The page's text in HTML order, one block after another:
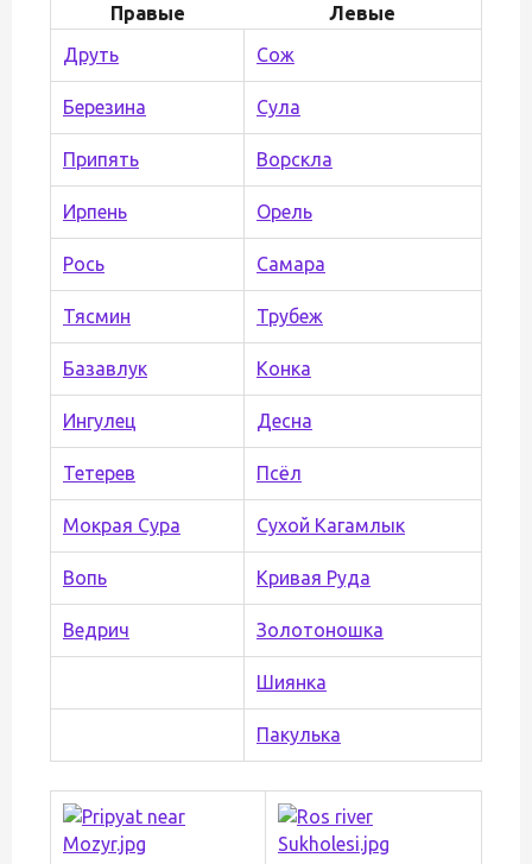
Правые
Левые
Друть
Сож
Березина Сула
Припять Ворскла
Ирпень Орель
Рось Самара
Тясмин Трубеж
Базавлук Конка
Ингулец Десна
Тетерев Псёл
Мокрая Сура Сухой Кагамлык
Вопь Кривая Руда
Ведрич Золотоношка
Шиянка
Пакулька